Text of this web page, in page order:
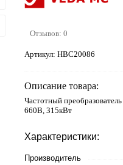
Отзывов: 0
Артикул: HBC20086
Описание товара:
Частотный
660В, 315кВт
Характеристики:
Производитель